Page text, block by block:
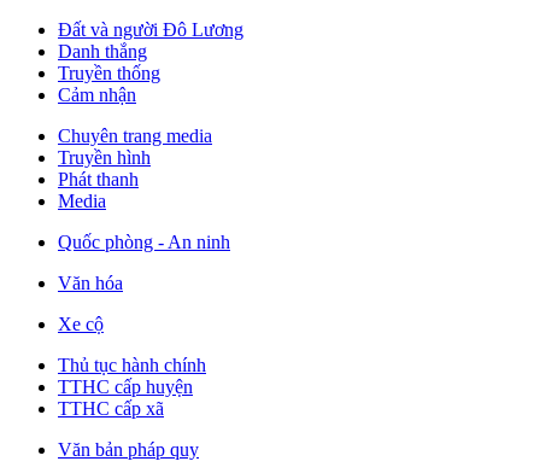
Đất và người Đô Lương
Danh thắng
Truyền thống
Cảm nhận
Chuyên trang media
Truyền hình
Phát thanh
Media
Quốc phòng - An ninh
Văn hóa
Xe cộ
Thủ tục hành chính
TTHC cấp huyện
TTHC cấp xã
Văn bản pháp quy